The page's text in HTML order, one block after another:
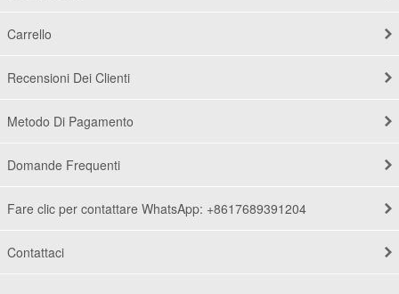
Carrello
Recensioni Dei Clienti
Metodo Di Pagamento
Domande Frequenti
Fare clic per contattare WhatsApp: +8617689391204
Contattaci